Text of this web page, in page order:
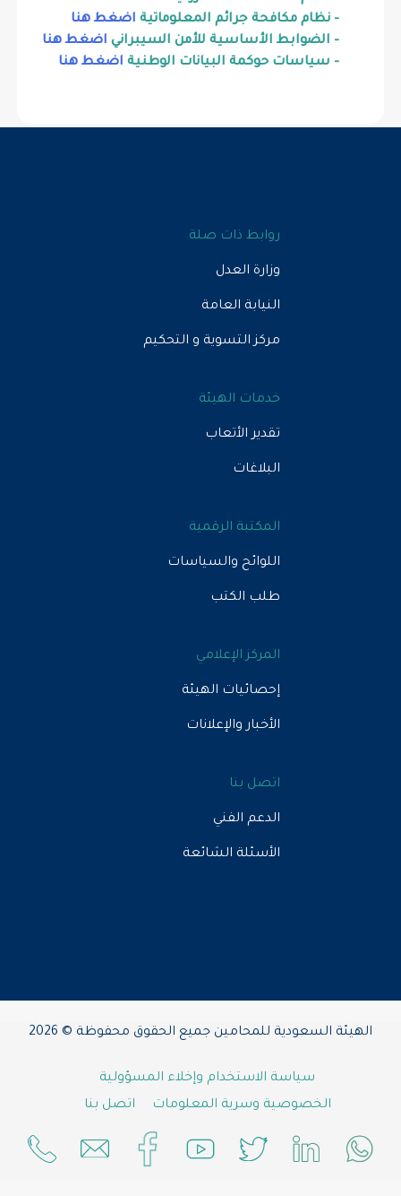
– نظام مكافحة جرائم المعلوماتيةاضغط هنا
– الضوابط الأساسية للأمن السيبرانياضغط هنا
– سياسات حوكمة البيانات الوطنيةاضغط هنا
روابط ذات صلة
وزارة العدل
النيابة العامة
مركز التسوية و التحكيم
خدمات الهيئة
تقدير الأتعاب
البلاغات
المكتبة الرقمية
اللوائح والسياسات
طلب الكتب
المركز الإعلامي
إحصائيات الهيئة
الأخبار والإعلانات
اتصل بنا
الدعم الفني
الأسئلة الشائعة
الهيئة السعودية للمحامين جميع الحقوق محفوظة © 2026
سياسة الاستخدام وإخلاء المسؤولية
الخصوصية وسرية المعلومات
اتصل بنا